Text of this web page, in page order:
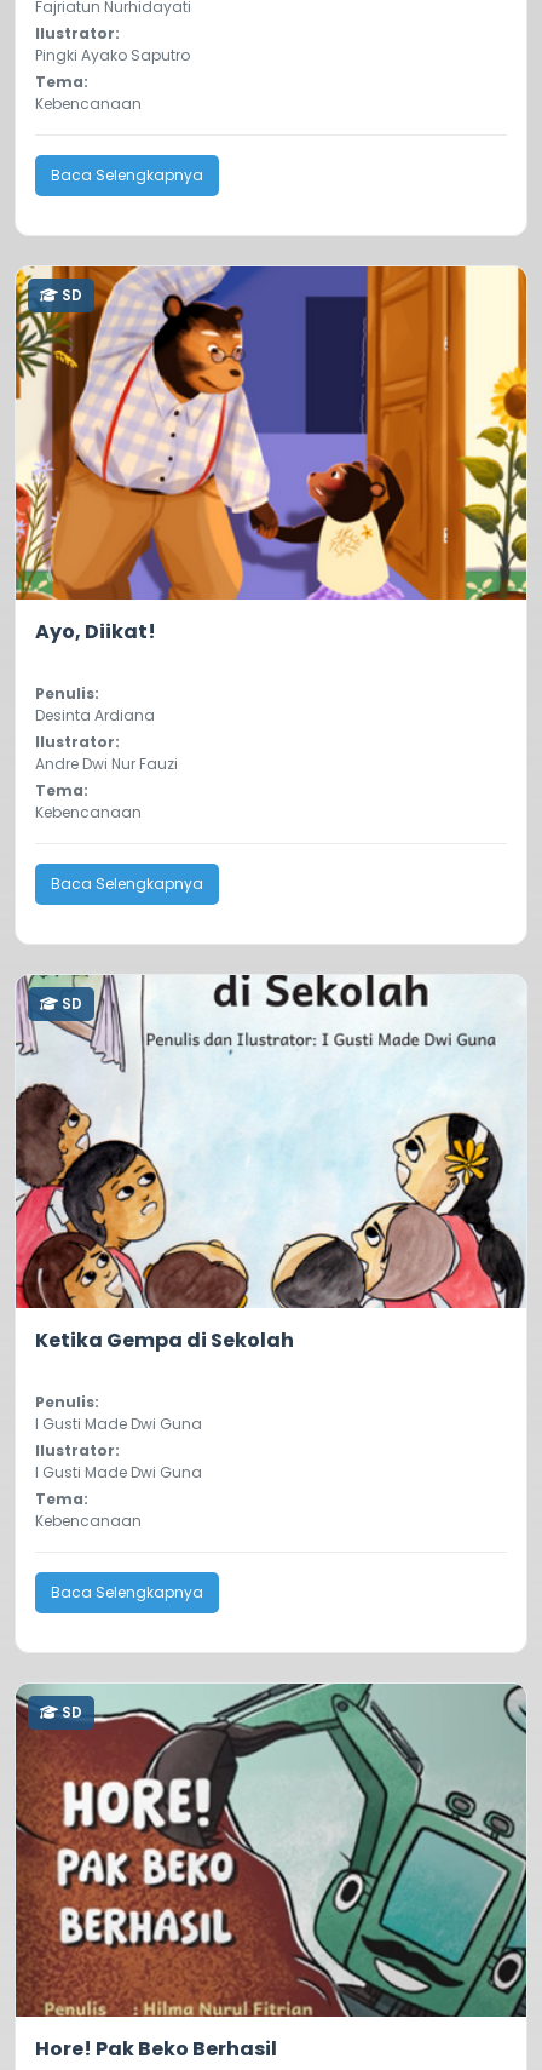
Fajriatun Nurhidayati
Ilustrator:
Pingki Ayako Saputro
Tema:
Kebencanaan
Baca Selengkapnya
SD
Ayo, Diikat!
Penulis:
Desinta Ardiana
Ilustrator:
Andre Dwi Nur Fauzi
Tema:
Kebencanaan
Baca Selengkapnya
SD
Ketika Gempa di Sekolah
Penulis:
I Gusti Made Dwi Guna
Ilustrator:
I Gusti Made Dwi Guna
Tema:
Kebencanaan
Baca Selengkapnya
SD
Hore! Pak Beko Berhasil